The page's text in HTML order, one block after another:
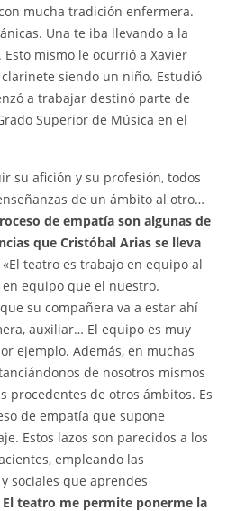
mucha tradición enfermera.
Una te iba llevando a la
mismo le ocurrió a Xavier
siendo un niño. Estudió
a trabajar destinó parte de
Superior de Música en el
su afición y su profesión, todos
de un ámbito al otro…
de empatía son algunas de
que Cristóbal Arias se lleva
«El teatro es trabajo en equipo al
equipo que el nuestro.
su compañera va a estar ahí
auxiliar… El equipo es muy
ejemplo. Además, en muchas
de nosotros mismos
procedentes de otros ámbitos. Es
de empatía que supone
Estos lazos son parecidos a los
empleando las
sociales que aprendes
El teatro me permite ponerme la